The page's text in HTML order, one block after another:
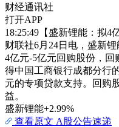
财经通讯社
打开APP
18:25:49【盛新锂能：拟4
财联社6月24日电，盛新
4亿元-5亿元回购股份，回
得中国工商银行成都分行
元的专项贷款支持。回购
益。
盛新锂能+2.99%
查看原文 A股公告速递